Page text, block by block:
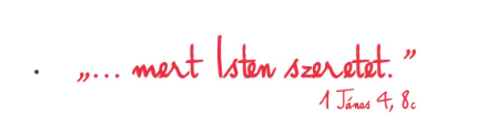
ELÉRHETŐSÉG
EVANGÉLIZÁCIÓS SOROZATOK